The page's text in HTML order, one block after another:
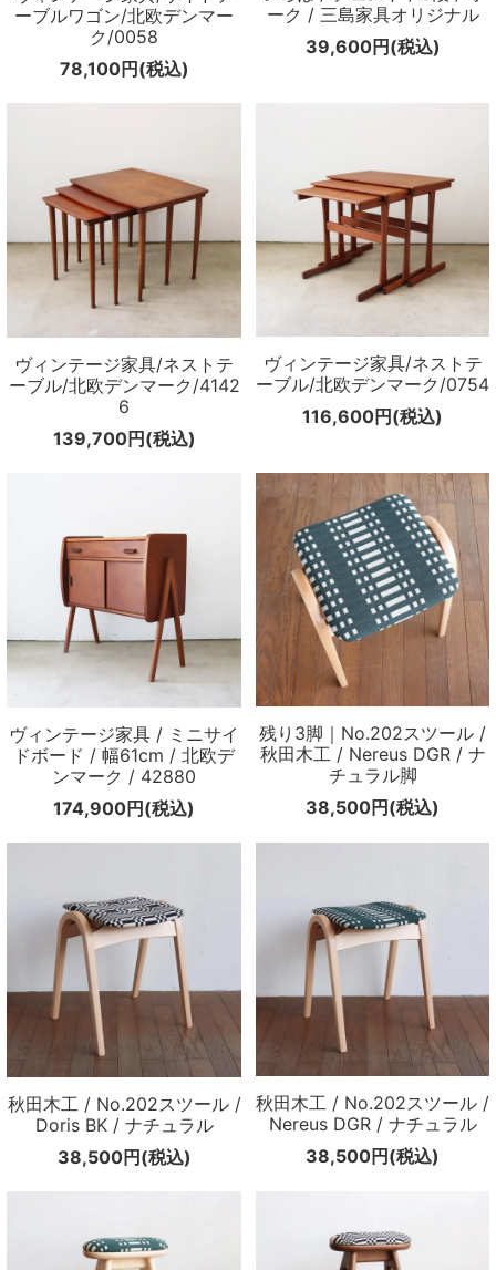
ーブルワゴン/北欧デンマー
ク/0058
78,100円(税込)
ーク / 三島家具オリジナル
39,600円(税込)
ヴィンテージ家具/ネストテ
ーブル/北欧デンマーク/4142
6
139,700円(税込)
ヴィンテージ家具/ネストテ
ーブル/北欧デンマーク/0754
116,600円(税込)
ヴィンテージ家具 / ミニサイ
ドボード / 幅61cm / 北欧デ
ンマーク / 42880
174,900円(税込)
残り3脚｜No.202スツール /
秋田木工 / Nereus DGR / ナ
チュラル脚
38,500円(税込)
秋田木工 / No.202スツール /
Doris BK / ナチュラル
38,500円(税込)
秋田木工 / No.202スツール /
Nereus DGR / ナチュラル
38,500円(税込)